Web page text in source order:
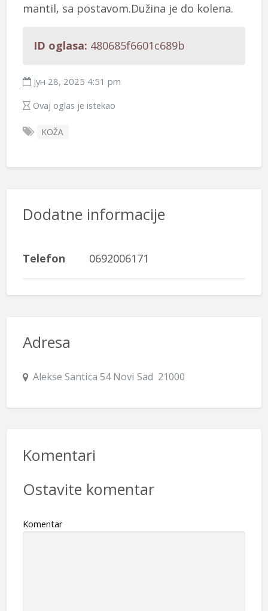
mantil, sa postavom.Dužina je do kolena.
ID oglasa: 480685f6601c689b
јун 28, 2025 4:51 pm
Ovaj oglas je istekao
KOŽA
Dodatne informacije
Telefon 0692006171
Adresa
Alekse Santica 54 Novi Sad 21000
Komentari
Ostavite komentar
Komentar